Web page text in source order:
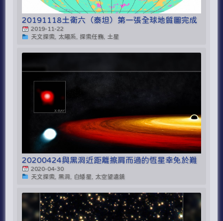
20191118土衛六（泰坦）第一張全球地質圖完成
2019-11-22
天文探索, 太陽系, 探索任務, 土星
20200424與黑洞近距離擦肩而過的恆星幸免於難
2020-04-30
天文探索, 黑洞, 白矮星, 太空望遠鏡